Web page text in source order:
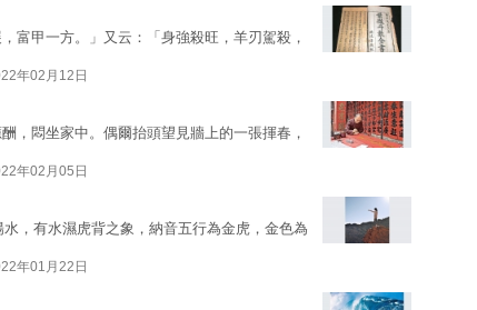
富甲一方。」又云：「身強殺旺，羊刃駕殺，
年02月12日
，悶坐家中。偶爾抬頭望見牆上的一張揮春，
年02月05日
，有水濕虎背之象，納音五行為金虎，金色為
年01月22日